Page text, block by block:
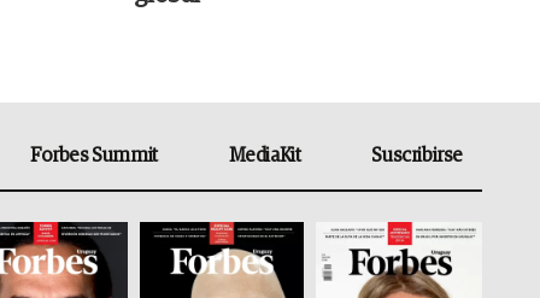
Forbes Summit MediaKit Suscribirse